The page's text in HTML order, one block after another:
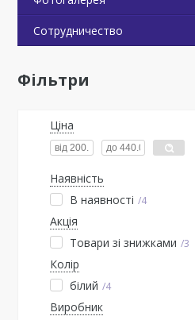
Сотрудничество
Фільтри
Ціна
Наявність
В наявності
4
Акція
Товари зі знижками 3
Колір
білий
4
Виробник